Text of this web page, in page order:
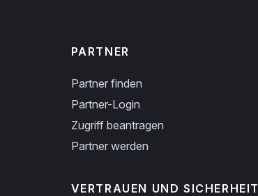
PARTNER
Partner finden
Partner-Login
Zugriff beantragen
Partner werden
VERTRAUEN UND SICHERHEIT